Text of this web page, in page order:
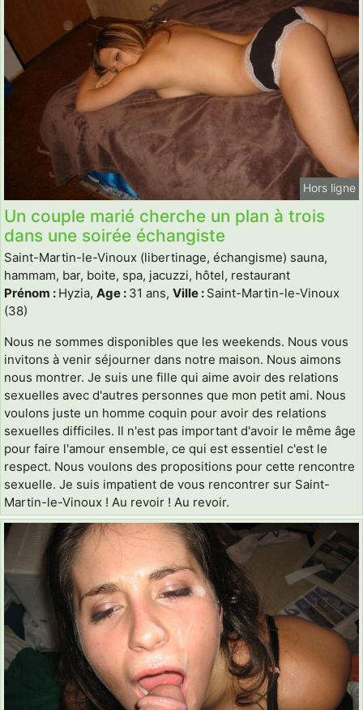
Hors ligne
Un couple marié cherche un plan à trois
dans une soirée échangiste
Saint-Martin-le-Vinoux (libertinage, échangisme) sauna,
hammam, bar, boite, spa, jacuzzi, hôtel, restaurant
Prénom : Hyzia, Age : 31 ans, Ville : Saint-Martin-le-Vinoux
(38)
Nous ne sommes disponibles que les weekends. Nous vous
invitons à venir séjourner dans notre maison. Nous aimons
nous montrer. Je suis une fille qui aime avoir des relations
sexuelles avec d'autres personnes que mon petit ami. Nous
voulons juste un homme coquin pour avoir des relations
sexuelles difficiles. Il n'est pas important d'avoir le même âge
pour faire l'amour ensemble, ce qui est essentiel c'est le
respect. Nous voulons des propositions pour cette rencontre
sexuelle. Je suis impatient de vous rencontrer sur Saint-
Martin-le-Vinoux ! Au revoir ! Au revoir.